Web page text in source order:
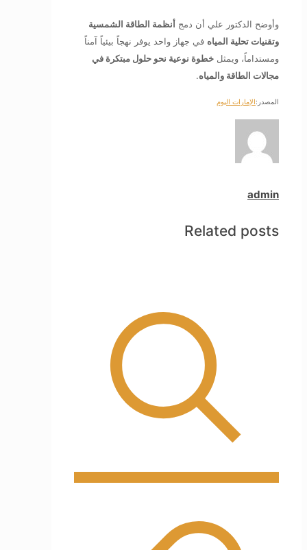
وأوضح الدكتور علي أن دمج أنظمة الطاقة الشمسية
وتقنيات تحلية المياه في جهاز واحد يوفر نهجاً بيئياً آمناً
ومستداماً، ويمثل خطوة نوعية نحو حلول مبتكرة في
مجالات الطاقة والمياه.
المصدر:الإمارات اليوم
admin
Related posts